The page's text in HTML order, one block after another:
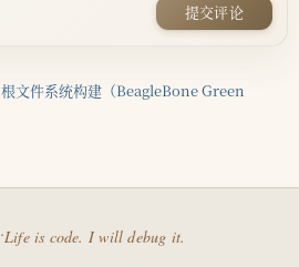
提交评论
文件系统构建（BeagleBone Green
在
·Life is code. I will debug it.